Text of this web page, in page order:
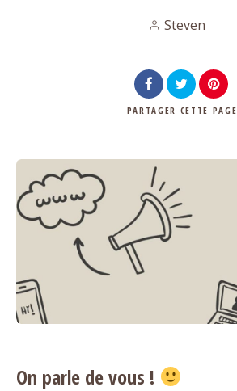
Steven
PARTAGER CETTE PAGE
On parle de vous !